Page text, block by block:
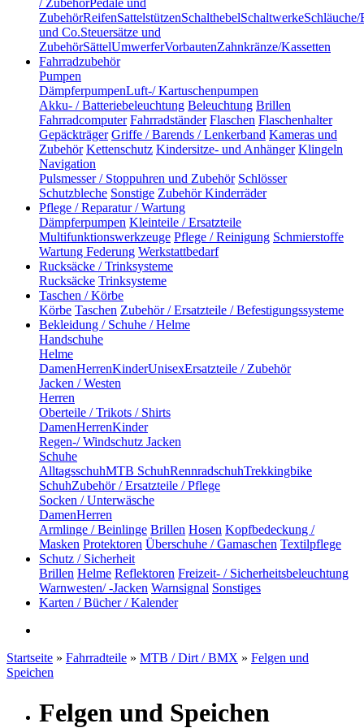
/ ZubehörPedale und
ZubehörReifenSattelstützenSchalthebelSchaltwerkeSchläuche/
und Co.Steuersätze und
ZubehörSättelUmwerferVorbautenZahnkränze/Kassetten
Fahrradzubehör
Pumpen
DämpferpumpenLuft-/ Kartuschenpumpen
Akku- / Batteriebeleuchtung Beleuchtung Brillen
Fahrradcomputer Fahrradständer Flaschen Flaschenhalter
Gepäckträger Griffe / Barends / Lenkerband Kameras und
Zubehör Kettenschutz Kindersitze- und Anhänger Klingeln
Navigation
Pulsmesser / Stoppuhren und Zubehör Schlösser
Schutzbleche Sonstige Zubehör Kinderräder
Pflege / Reparatur / Wartung
Dämpferpumpen Kleinteile / Ersatzteile
Multifunktionswerkzeuge Pflege / Reinigung Schmierstoffe
Wartung Federung Werkstattbedarf
Rucksäcke / Trinksysteme
Rucksäcke Trinksysteme
Taschen / Körbe
Körbe Taschen Zubehör / Ersatzteile / Befestigungssysteme
Bekleidung / Schuhe / Helme
Handschuhe
Helme
DamenHerrenKinderUnisexErsatzteile / Zubehör
Jacken / Westen
Herren
Oberteile / Trikots / Shirts
DamenHerrenKinder
Regen-/ Windschutz Jacken
Schuhe
AlltagsschuhMTB SchuhRennradschuhTrekkingbike
SchuhZubehör / Ersatzteile / Pflege
Socken / Unterwäsche
DamenHerren
Armlinge / Beinlinge Brillen Hosen Kopfbedeckung /
Masken Protektoren Überschuhe / Gamaschen Textilpflege
Schutz / Sicherheit
Brillen Helme Reflektoren Freizeit- / Sicherheitsbeleuchtung
Warnwesten/ -Jacken Warnsignal Sonstiges
Karten / Bücher / Kalender
Startseite » Fahrradteile » MTB / Dirt / BMX » Felgen und
Speichen
Felgen und Speichen